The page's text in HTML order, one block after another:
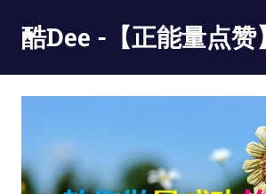
content
酷Dee -【正能量点赞】
有
更